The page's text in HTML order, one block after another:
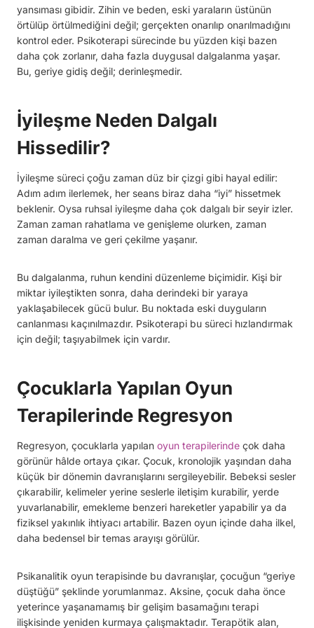
yansıması gibidir. Zihin ve beden, eski yaraların üstünün
örtülüp örtülmediğini değil; gerçekten onarılıp onarılmadığını
kontrol eder. Psikoterapi sürecinde bu yüzden kişi bazen
daha çok zorlanır, daha fazla duygusal dalgalanma yaşar.
Bu, geriye gidiş değil; derinleşmedir.
İyileşme Neden Dalgalı
Hissedilir?
İyileşme süreci çoğu zaman düz bir çizgi gibi hayal edilir:
Adım adım ilerlemek, her seans biraz daha “iyi” hissetmek
beklenir. Oysa ruhsal iyileşme daha çok dalgalı bir seyir izler.
Zaman zaman rahatlama ve genişleme olurken, zaman
zaman daralma ve geri çekilme yaşanır.
Bu dalgalanma, ruhun kendini düzenleme biçimidir. Kişi bir
miktar iyileştikten sonra, daha derindeki bir yaraya
yaklaşabilecek gücü bulur. Bu noktada eski duyguların
canlanması kaçınılmazdır. Psikoterapi bu süreci hızlandırmak
için değil; taşıyabilmek için vardır.
Çocuklarla Yapılan Oyun
Terapilerinde Regresyon
Regresyon, çocuklarla yapılan oyun terapilerinde çok daha
görünür hâlde ortaya çıkar. Çocuk, kronolojik yaşından daha
küçük bir dönemin davranışlarını sergileyebilir. Bebeksi sesler
çıkarabilir, kelimeler yerine seslerle iletişim kurabilir, yerde
yuvarlanabilir, emekleme benzeri hareketler yapabilir ya da
fiziksel yakınlık ihtiyacı artabilir. Bazen oyun içinde daha ilkel,
daha bedensel bir temas arayışı görülür.
Psikanalitik oyun terapisinde bu davranışlar, çocuğun “geriye
düştüğü” şeklinde yorumlanmaz. Aksine, çocuk daha önce
yeterince yaşanamamış bir gelişim basamağını terapi
ilişkisinde yeniden kurmaya çalışmaktadır. Terapötik alan,